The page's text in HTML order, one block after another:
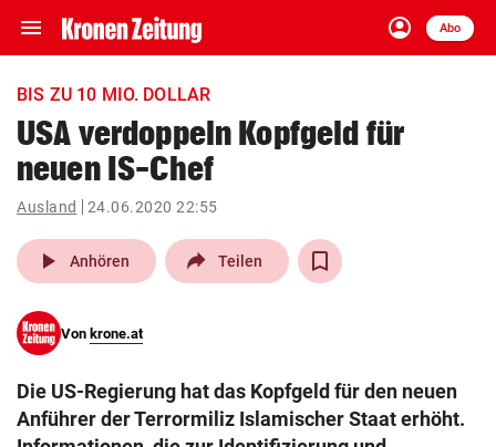
menu Navigation
ein-/ausklappen
account_circle
Anmelden
Abo
close Schließen
account_circle Anmelden
pin_drop
Wien arrow_right
search
eingeben
BIS ZU 10 MIO. DOLLAR
USA verdoppeln Kopfgeld für
neuen IS-Chef
Ausland 24.06.2020 22:55
play_arrow Anhören Teilen
Von krone.at
Die US-Regierung hat das Kopfgeld für den neuen
Anführer der Terrormiliz Islamischer Staat erhöht.